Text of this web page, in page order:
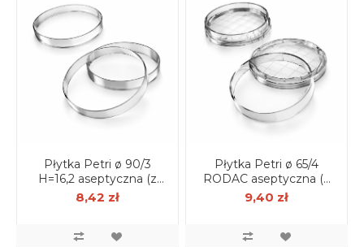
Płytka Petri ø 90/3
H=16,2 aseptyczna (z
wentylacją) op. 25 szt.
8,42 zł
Płytka Petri ø 65/4
RODAC aseptyczna (z
wentylacją) op. 18 szt.
9,40 zł